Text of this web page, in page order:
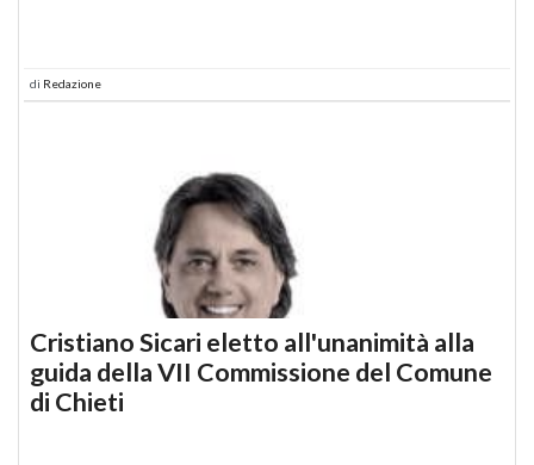
di Redazione
Cristiano Sicari eletto all'unanimità alla
guida della VII Commissione del Comune
di Chieti